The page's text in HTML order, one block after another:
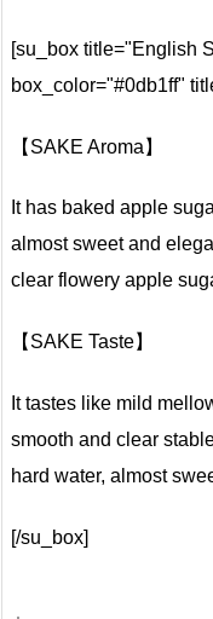
[su_box title="English
box_color="#0db1ff"
【SAKE Aroma】
It has baked apple
almost sweet and
clear flowery apple
【SAKE Taste】
It tastes like mild
smooth and clear
hard water, almost
[/su_box]